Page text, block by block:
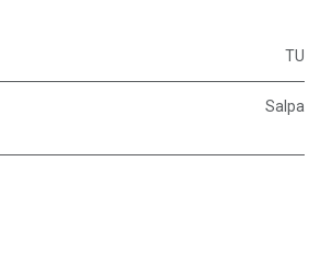
TU
Salpa